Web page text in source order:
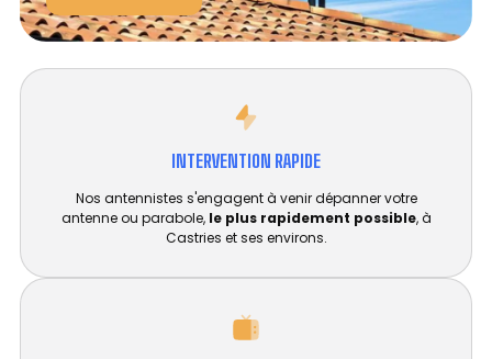
INTERVENTION RAPIDE
Nos antennistes s'engagent à venir dépanner votre
antenne ou parabole, le plus rapidement possible, à
Castries et ses environs.